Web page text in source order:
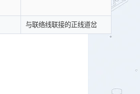
与联络线联接的正线道岔